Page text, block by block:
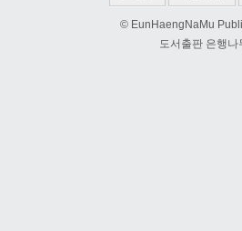
© EunHaengNaMu
도서출판 은행나